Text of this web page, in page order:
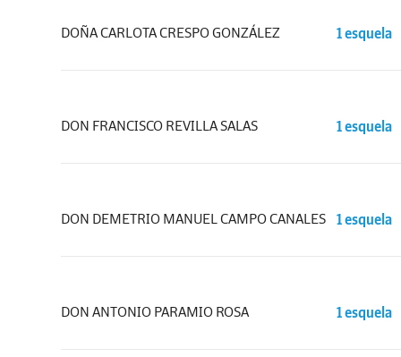
DOÑA CARLOTA CRESPO GONZÁLEZ 1 esquela
DON FRANCISCO REVILLA SALAS 1 esquela
DON DEMETRIO MANUEL CAMPO CANALES 1 esquela
DON ANTONIO PARAMIO ROSA 1 esquela